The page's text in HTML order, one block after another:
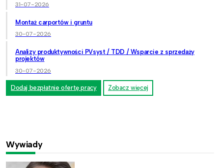
31-07-2026
Montaż carportów i gruntu
30-07-2026
Analizy produktywności PVsyst / TDD / Wsparcie z sprzedaży
projektów
30-07-2026
Dodaj bezpłatnie ofertę pracy Zobacz więcej
Wywiady